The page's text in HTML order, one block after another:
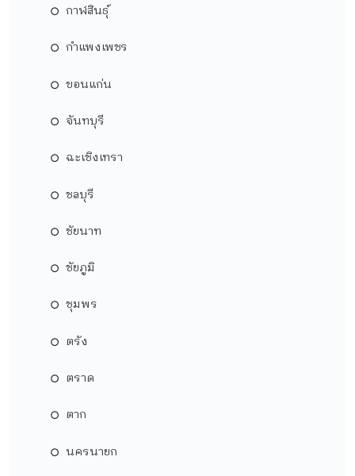
กาฬสินธุ์
กำแพงเพชร
ขอนแก่น
จันทบุรี
ฉะเชิงเทรา
ชลบุรี
ชัยนาท
ชัยภูมิ
ชุมพร
ตรัง
ตราด
ตาก
นครนายก